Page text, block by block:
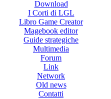
Download
I Corti di LGL
Libro Game Creator
Magebook editor
Guide strategiche
Multimedia
Forum
Link
Network
Old news
Contatti